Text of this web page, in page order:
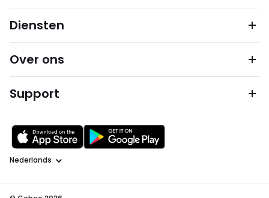
Diensten
Over ons
Support
Taal